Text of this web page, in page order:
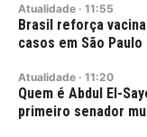
Atualidade · 11:55
Brasil reforça
casos em São Paulo
Atualidade · 11:20
Quem é Abdul El-
primeiro senador